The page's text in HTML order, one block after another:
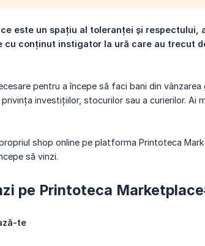
este un spațiu al toleranței și
cu conținut instigator la ură care au trecut
pentru a începe să faci bani din
investițiilor, stocurilor sau a curierilor.
shop online pe platforma Printoteca
să vinzi.
pe Printoteca
te